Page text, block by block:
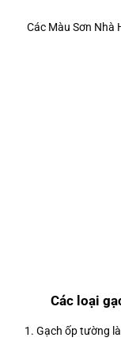
Các Màu Sơn Nhà
Các loại
1. Gạch ốp tường